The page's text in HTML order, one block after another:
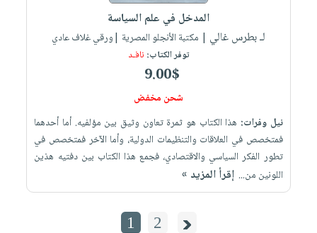
المدخل في علم السياسة
لـ بطرس غالي | مكتبة الأنجلو المصرية |ورقي غلاف عادي
توفر الكتاب: نافـد
9.00$
شحن مخفض
نيل وفرات: هذا الكتاب هو ثمرة تعاون وثيق بين مؤلفيه. أما أحدهما
فمتخصص في العلاقات والتنظيمات الدولية، وأما الآخر فمتخصص في
تطور الفكر السياسي والاقتصادي، فجمع هذا الكتاب بين دفتيه هذين
اللونين من... إقرأ المزيد »
1 2